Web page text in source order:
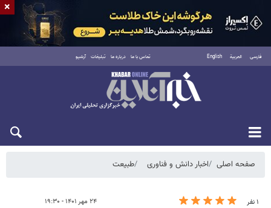
فارسی العربية English تماس با ما درباره ما تبلیغات آرشیو
شنبه ۱۷ مرداد ۱۴۰۵
صفحه اصلی اخبار دانش و فناوری طبیعت
۱ نفر ۲۴ مهر ۱۴۰۱ - ۱۹:۳۰
×